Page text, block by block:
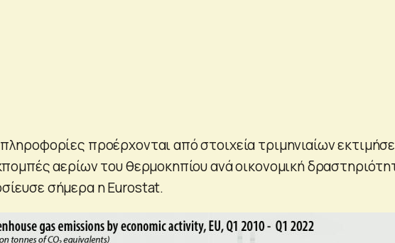
προέρχονται από στοιχεία τριμηνιαίων
αερίων του θερμοκηπίου ανά οικονομική
σήμερα η Eurostat.